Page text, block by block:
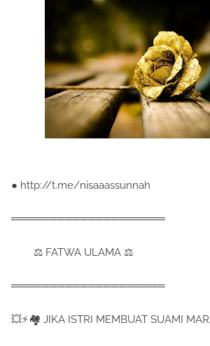
● http://t.me/nisaaassunnah
════════════════════
⚖ FATWA ULAMA ⚖
════════════════════
💥⚡🏘 JIKA ISTRI MEMBUAT SUAMI